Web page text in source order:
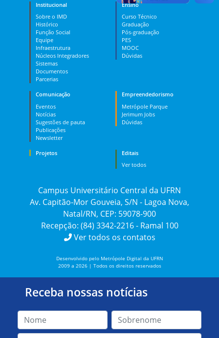
Institucional
Sobre o IMD
Histórico
Função Social
Equipe
Infraestrutura
Núcleos Integradores
Sistemas
Documentos
Parcerias
Ensino
Curso Técnico
Graduação
Pós-graduação
PES
MOOC
Dúvidas
Comunicação
Eventos
Notícias
Sugestões de pauta
Publicações
Newsletter
Empreendedorismo
Metrópole Parque
Jerimum Jobs
Dúvidas
Projetos
Editais
Ver todos
Campus Universitário Central da UFRN
Av. Capitão-Mor Gouveia, S/N - Lagoa Nova,
Natal/RN, CEP: 59078-900
Recepção: (84) 3342-2216 - Ramal 100
Ver todos os contatos
Desenvolvido pelo Metrópole Digital da UFRN
2009 a 2026 | Todos os direitos reservados
Receba nossas notícias